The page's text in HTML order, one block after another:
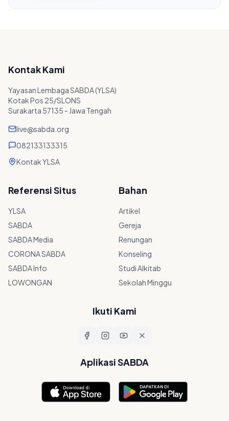
Kontak Kami
Yayasan Lembaga SABDA (YLSA)
Kotak Pos 25/SLONS
Surakarta 57135 - Jawa Tengah
live@sabda.org
082133133315
Kontak YLSA
Referensi Situs
YLSA
SABDA
SABDA Media
CORONA SABDA
SABDA Info
LOWONGAN
Bahan
Artikel
Gereja
Renungan
Konseling
Studi Alkitab
Sekolah Minggu
Ikuti Kami
Aplikasi SABDA